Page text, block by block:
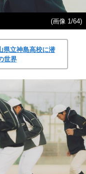
(画像 1/64)
県立神島高校に潜
世界